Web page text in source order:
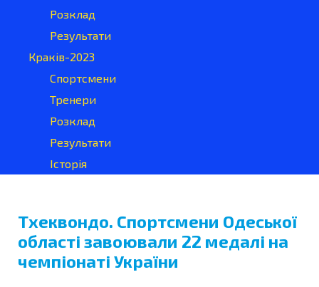
Розклад
Результати
Краків-2023
Спортсмени
Тренери
Розклад
Результати
Історія
Тхеквондо. Спортсмени Одеської
області завоювали 22 медалі на
чемпіонаті України